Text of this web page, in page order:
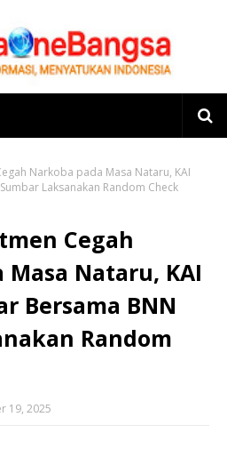
Narkoba pada Masa Nataru, KAI
Laksanakan Random Check
Cegah
Nataru, KAI
Bersama BNN
Random
19, 2025